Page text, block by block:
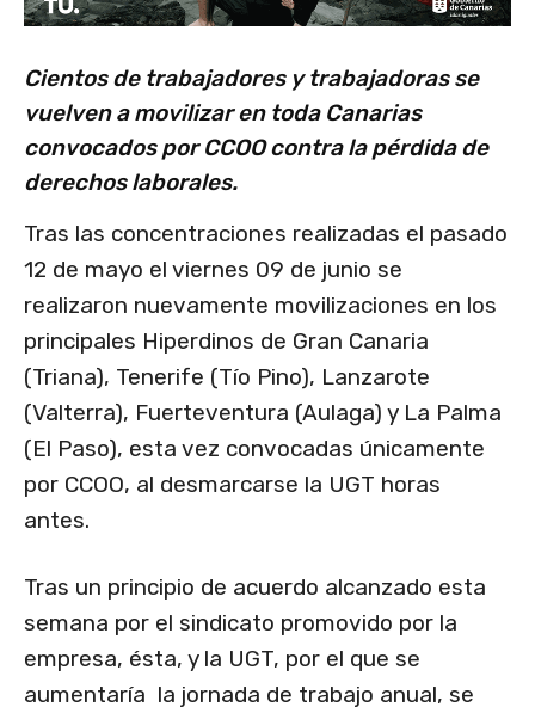
Cientos de trabajadores y trabajadoras se
vuelven a movilizar en toda Canarias
convocados por CCOO contra la pérdida de
derechos laborales.
Tras las concentraciones realizadas el pasado
12 de mayo el viernes 09 de junio se
realizaron nuevamente movilizaciones en los
principales Hiperdinos de Gran Canaria
(Triana), Tenerife (Tío Pino), Lanzarote
(Valterra), Fuerteventura (Aulaga) y La Palma
(El Paso), esta vez convocadas únicamente
por CCOO, al desmarcarse la UGT horas
antes.
Tras un principio de acuerdo alcanzado esta
semana por el sindicato promovido por la
empresa, ésta, y la UGT, por el que se
aumentaría la jornada de trabajo anual, se